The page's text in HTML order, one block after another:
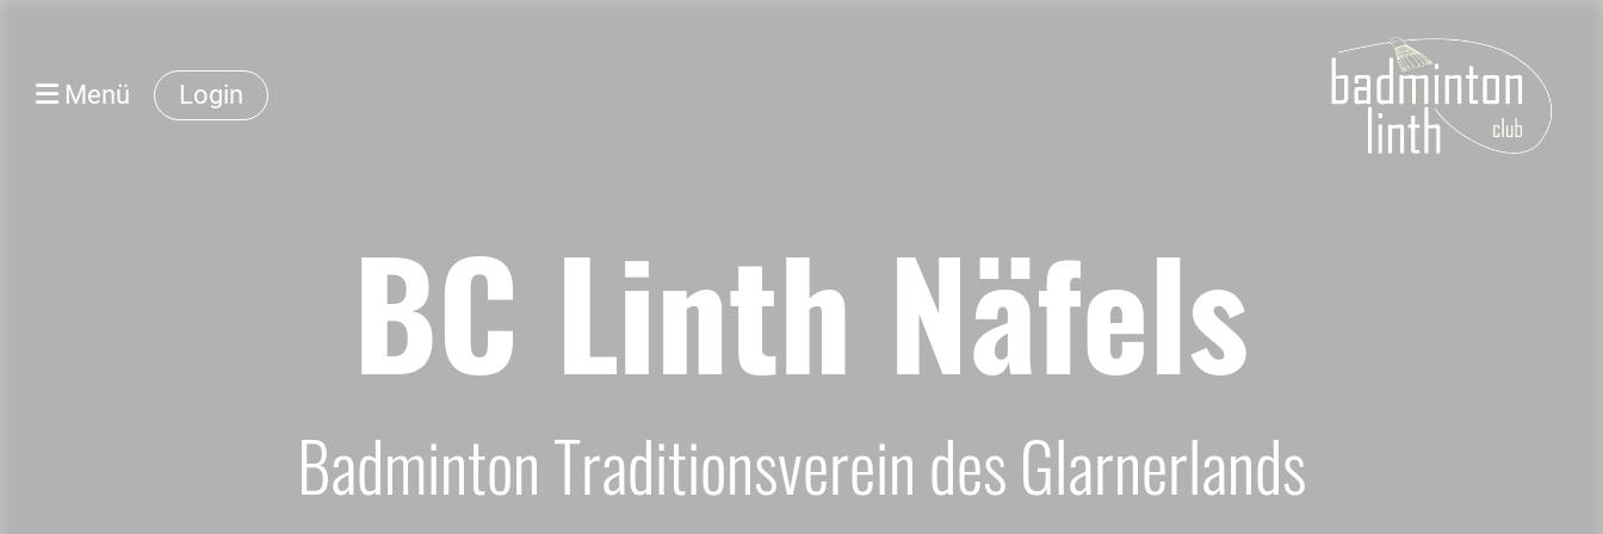
Login
Menü
BC Linth Näfels
Badminton Traditionsverein des Glarnerlands